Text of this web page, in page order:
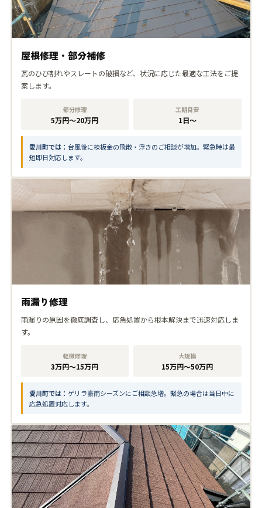
屋根修理・部分補修
瓦のひび割れやスレートの破損など、状況に応じた最適な工法をご提
案します。
部分修理
5万円〜20万円
工期目安
1日〜
愛川町では： 台風後に棟板金の飛散・浮きのご相談が増加。緊急時は最
短即日対応します。
雨漏り修理
雨漏りの原因を徹底調査し、応急処置から根本解決まで迅速対応しま
す。
軽微修理
3万円〜15万円
大規模
15万円〜50万円
愛川町では： ゲリラ豪雨シーズンにご相談急増。緊急の場合は当日中に
応急処置対応します。